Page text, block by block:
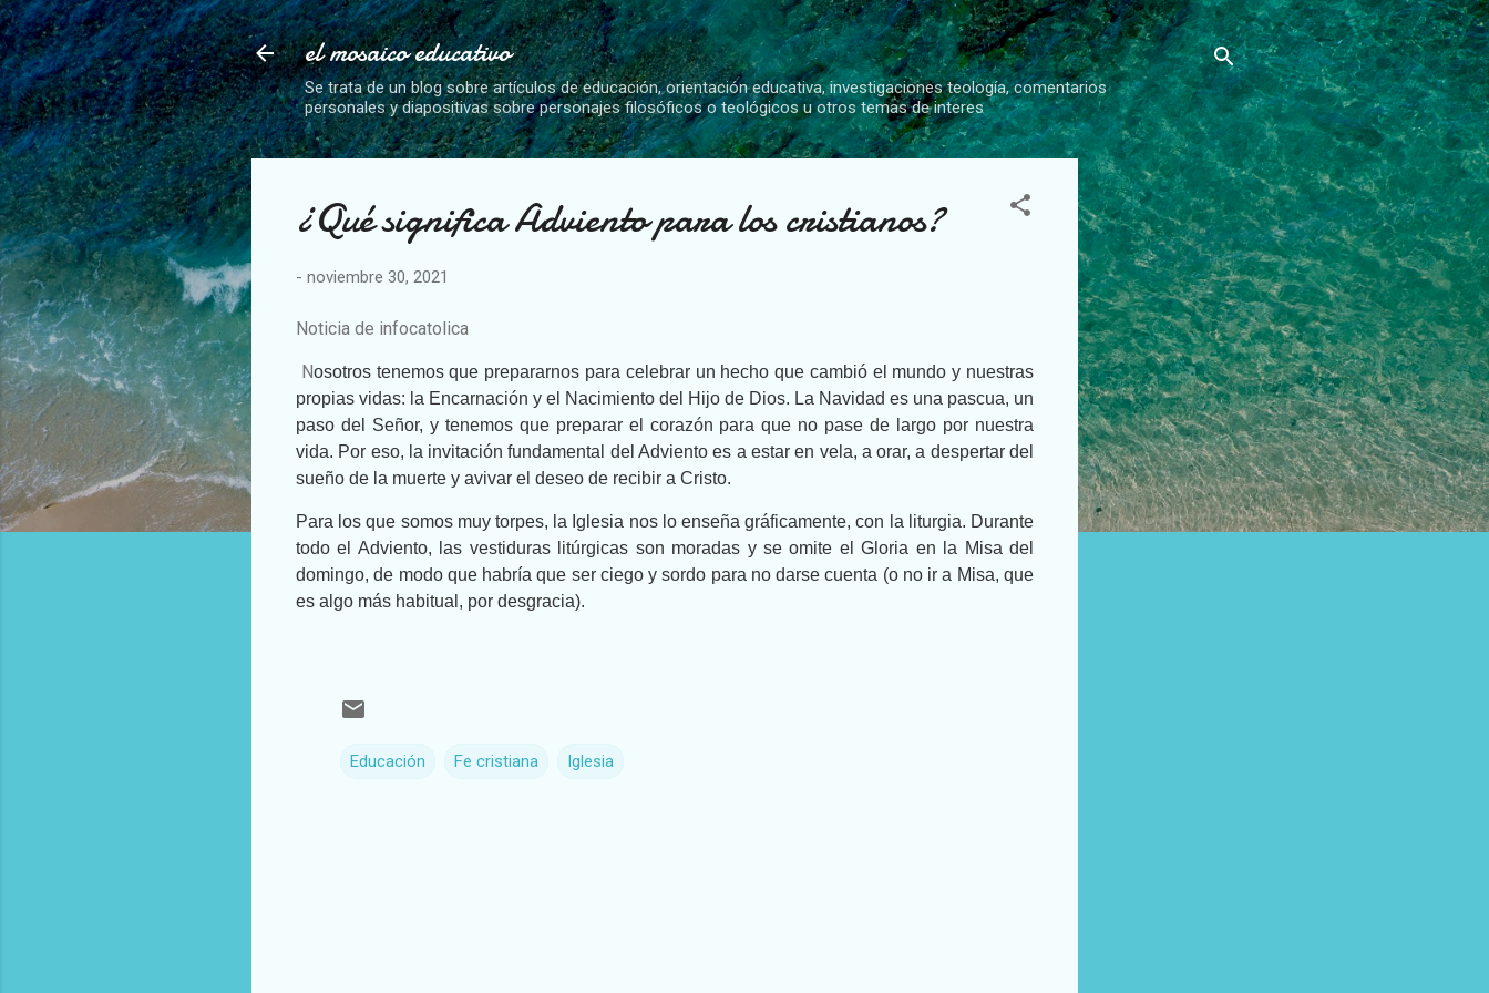
Ir al contenido principal
el mosaico educativo
Se trata de un blog sobre artículos de educación, orientación educativa, investigaciones teología, comentarios
personales y diapositivas sobre personajes filosóficos o teológicos u otros temas de interes
¿Qué significa Adviento para los cristianos?
- noviembre 30, 2021
Noticia de infocatolica
Nosotros tenemos que prepararnos para celebrar un hecho que cambió el mundo y nuestras
propias vidas: la Encarnación y el Nacimiento del Hijo de Dios. La Navidad es una pascua, un
paso del Señor, y tenemos que preparar el corazón para que no pase de largo por nuestra
vida. Por eso, la invitación fundamental del Adviento es a estar en vela, a orar, a despertar del
sueño de la muerte y avivar el deseo de recibir a Cristo.
Para los que somos muy torpes, la Iglesia nos lo enseña gráficamente, con la liturgia. Durante
todo el Adviento, las vestiduras litúrgicas son moradas y se omite el Gloria en la Misa del
domingo, de modo que habría que ser ciego y sordo para no darse cuenta (o no ir a Misa, que
es algo más habitual, por desgracia).
Educación Fe cristiana Iglesia